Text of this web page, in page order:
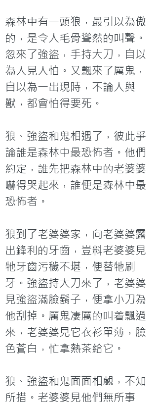
森林中有一頭狼，最引以為傲
的，是令人毛骨聳然的叫聲。
忽來了強盜，手持大刀，自以
為人見人怕。又飄來了厲鬼，
自以為一出現時，不論人與
獸，都會怕得要死。
狼、強盜和鬼相遇了，彼此爭
論誰是森林中最恐怖者。他們
約定，誰先把森林中的老婆婆
嚇得哭起來，誰便是森林中最
恐怖者。
狼到了老婆婆家，向老婆婆露
出鋒利的牙齒，豈料老婆婆見
牠牙齒污穢不堪，便替牠刷
牙。強盜持大刀來了，老婆婆
見強盜滿臉鬍子，便拿小刀為
他刮掉。厲鬼凄厲的叫着飄過
來，老婆婆見它衣衫單薄，臉
色蒼白，忙拿熱茶給它。
狼、強盜和鬼面面相覷，不知
所措。老婆婆見他們無所事